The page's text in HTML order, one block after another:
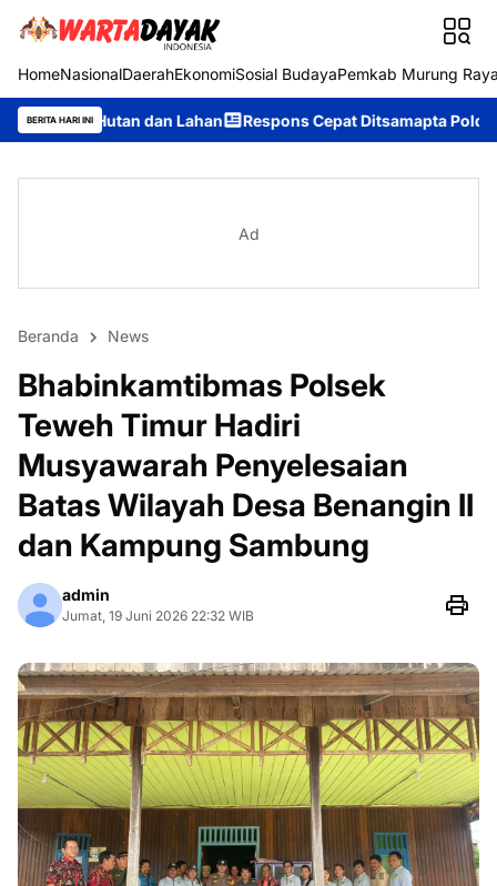
HomeNasionalDaerahEkonomiSosial BudayaPemkab Murung
BERITA HARI INI
Lahan Respons Cepat Ditsamapta Polda Kalteng Tangani
Ad
Beranda News
Bhabinkamtibmas Polsek
Teweh Timur Hadiri
Musyawarah Penyelesaian
Batas Wilayah Desa Benangin II
dan Kampung Sambung
admin
Jumat, 19 Juni 2026 22:32 WIB